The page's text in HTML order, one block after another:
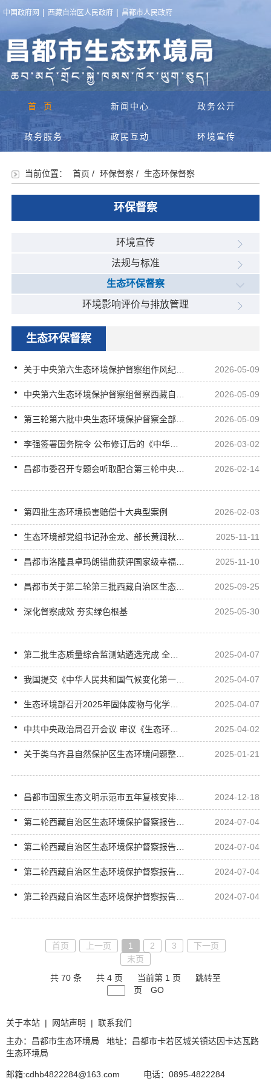
中国政府网 | 西藏自治区人民政府 | 昌都市人民政府
首页 新闻中心 政务公开
政务服务 政民互动 环境宣传
当前位置： 首页 / 环保督察/ 生态环保督察
环保督察
环境宣传
法规与标准
生态环保督察
环境影响评价与排放管理
生态环保督察
关于中央第六生态环境保护督察组作风纪律监督举报方式的公告 2026-05-09
中央第六生态环境保护督察组督察西藏自治区动员会在拉萨召开 2026-05-09
第三轮第六批中央生态环境保护督察全部实现督察进驻 2026-05-09
李强签署国务院令 公布修订后的《中华人民共和国自然保护区条例》 2026-03-02
昌都市委召开专题会听取配合第三轮中央生态环境保护督察工作汇报 2026-02-14
第四批生态环境损害赔偿十大典型案例 2026-02-03
生态环境部党组书记孙金龙、部长黄润秋在《求是》杂志发表署名文章 《以督察利剑守护美丽中国建设》 2025-11-11
昌都市洛隆县卓玛朗错曲获评国家级幸福河湖 2025-11-10
昌都市关于第二轮第三批西藏自治区生态环境保护专项督察反馈问题整改销号公示 2025-09-25
深化督察成效 夯实绿色根基 2025-05-30
第二批生态质量综合监测站遴选完成 全国生态质量监测网络建设取得重要进展 2025-04-07
我国提交《中华人民共和国气候变化第一次双年透明度报告》和《中华人民共和国气候变化第四次两年更新报告》 2025-04-07
生态环境部召开2025年固体废物与化学品环境管理工作会议 2025-04-07
中共中央政治局召开会议 审议《生态环境保护督察工作条例》《关于二十届中央第四轮巡视情况的综合报告》 中共中央总书记习近平主持会议 2025-04-02
关于类乌齐县自然保护区生态环境问题整改情况的公开公示 2025-01-21
昌都市国家生态文明示范市五年复核安排部署会顺利召开 2024-12-18
第二轮西藏自治区生态环境保护督察报告反馈意见（15-01）整改措施完成情况公示表 2024-07-04
第二轮西藏自治区生态环境保护督察报告反馈意见（06-02）整改措施完成情况公示表 2024-07-04
第二轮西藏自治区生态环境保护督察报告反馈意见（06-01）整改措施完成情况公示表 2024-07-04
第二轮西藏自治区生态环境保护督察报告反馈意见（05-02）整改措施完成情况公示表 2024-07-04
首页 上一页 1 2 3
下一页
末页
共 70 条
共 4 页 当前第 1 页
跳转至
页
GO
关于本站 | 网站声明 | 联系我们
主办：昌都市生态环境局 地址：昌都市卡若区城关镇达因卡达瓦路
生态环境局
邮箱:cdhb4822284@163.com 电话：0895-4822284